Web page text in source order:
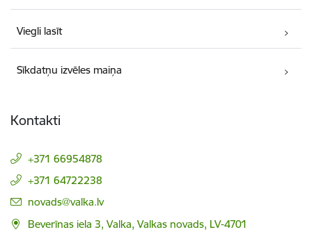
Viegli lasīt
Sīkdatņu izvēles maiņa
Kontakti
+371 66954878
+371 64722238
E-pasts:
novads@valka.lv
Beverīnas iela 3, Valka, Valkas novads, LV-4701